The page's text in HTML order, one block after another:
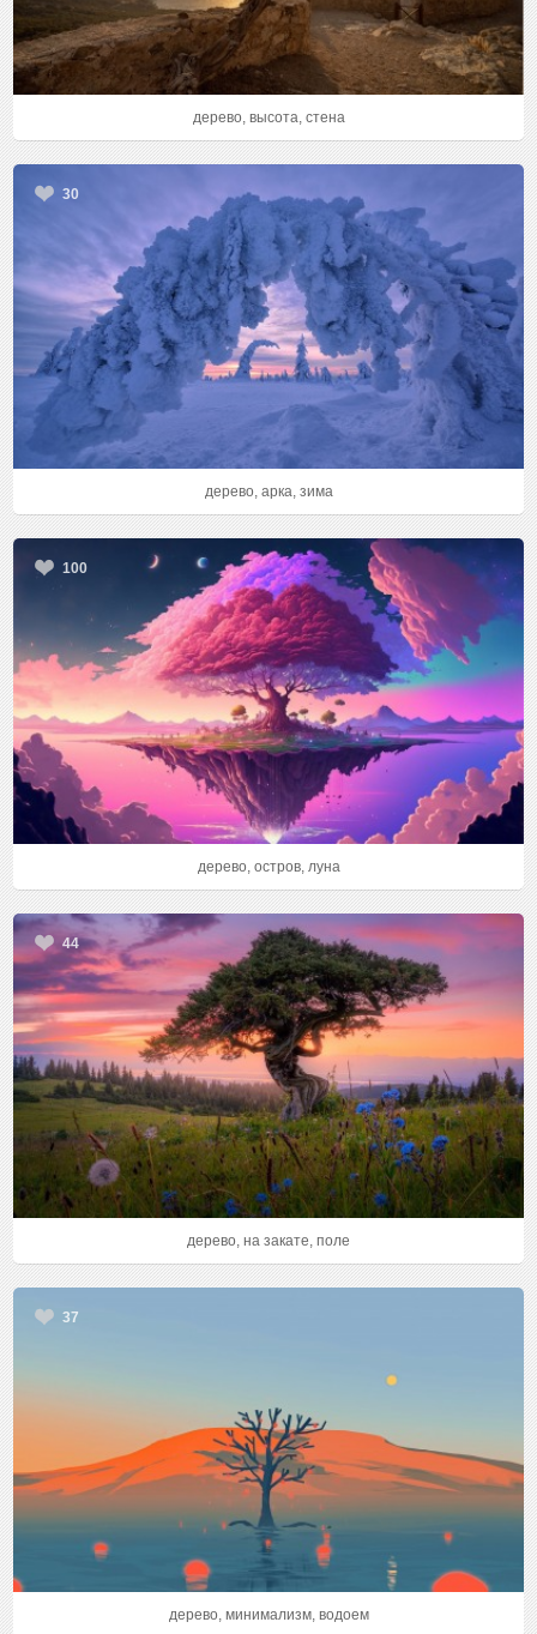
дерево, высота, стена
30
дерево, арка, зима
100
дерево, остров, луна
44
дерево, на закате, поле
37
дерево, минимализм, водоем